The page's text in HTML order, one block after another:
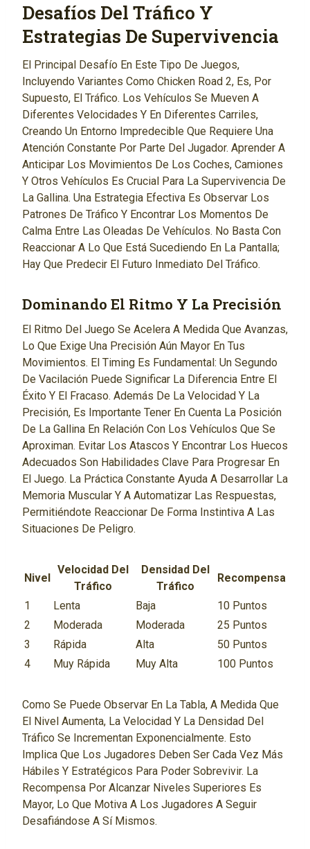
Desafíos Del Tráfico Y
Estrategias De Supervivencia
El Principal Desafío En Este Tipo De Juegos,
Incluyendo Variantes Como Chicken Road 2, Es, Por
Supuesto, El Tráfico. Los Vehículos Se Mueven A
Diferentes Velocidades Y En Diferentes Carriles,
Creando Un Entorno Impredecible Que Requiere Una
Atención Constante Por Parte Del Jugador. Aprender A
Anticipar Los Movimientos De Los Coches, Camiones
Y Otros Vehículos Es Crucial Para La Supervivencia De
La Gallina. Una Estrategia Efectiva Es Observar Los
Patrones De Tráfico Y Encontrar Los Momentos De
Calma Entre Las Oleadas De Vehículos. No Basta Con
Reaccionar A Lo Que Está Sucediendo En La Pantalla;
Hay Que Predecir El Futuro Inmediato Del Tráfico.
Dominando El Ritmo Y La Precisión
El Ritmo Del Juego Se Acelera A Medida Que Avanzas,
Lo Que Exige Una Precisión Aún Mayor En Tus
Movimientos. El Timing Es Fundamental: Un Segundo
De Vacilación Puede Significar La Diferencia Entre El
Éxito Y El Fracaso. Además De La Velocidad Y La
Precisión, Es Importante Tener En Cuenta La Posición
De La Gallina En Relación Con Los Vehículos Que Se
Aproximan. Evitar Los Atascos Y Encontrar Los Huecos
Adecuados Son Habilidades Clave Para Progresar En
El Juego. La Práctica Constante Ayuda A Desarrollar La
Memoria Muscular Y A Automatizar Las Respuestas,
Permitiéndote Reaccionar De Forma Instintiva A Las
Situaciones De Peligro.
Nivel
Velocidad Del
Tráfico
Densidad Del
Tráfico
Recompensa
1 Lenta Baja
10 Puntos
2
Moderada Moderada
25 Puntos
3
Rápida Alta
50 Puntos
4
Muy Rápida Muy Alta 100 Puntos
Como Se Puede Observar En La Tabla, A Medida Que
El Nivel Aumenta, La Velocidad Y La Densidad Del
Tráfico Se Incrementan Exponencialmente. Esto
Implica Que Los Jugadores Deben Ser Cada Vez Más
Hábiles Y Estratégicos Para Poder Sobrevivir. La
Recompensa Por Alcanzar Niveles Superiores Es
Mayor, Lo Que Motiva A Los Jugadores A Seguir
Desafiándose A Sí Mismos.